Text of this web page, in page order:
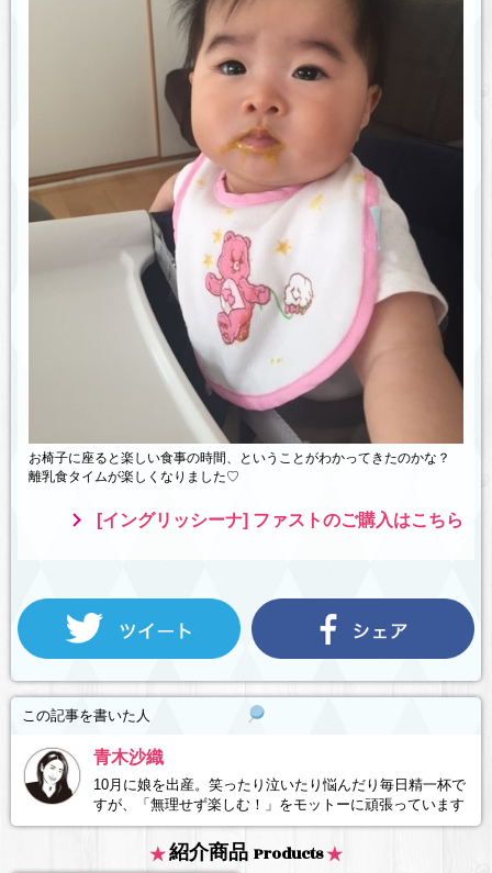
お椅子に座ると楽しい食事の時間、ということがわかってきたのかな？
離乳食タイムが楽しくなりました♡
[イングリッシーナ] ファストのご購入はこちら
この記事を書いた人
青木沙織
10月に娘を出産。笑ったり泣いたり悩んだり毎日精一杯で
すが、「無理せず楽しむ！」をモットーに頑張っています
紹介商品 Products